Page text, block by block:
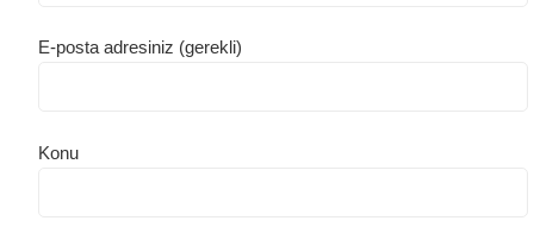
E-posta adresiniz (gerekli)
Konu